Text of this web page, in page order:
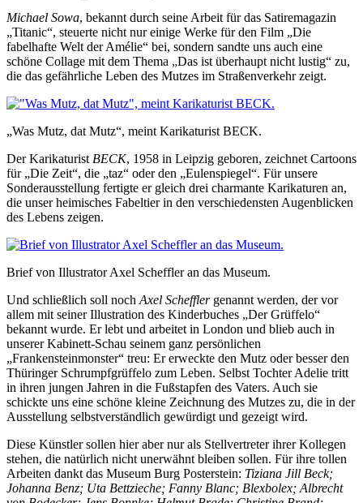
Michael Sowa, bekannt durch seine Arbeit für das Satiremagazin
„Titanic“, steuerte nicht nur einige Werke für den Film „Die
fabelhafte Welt der Amélie“ bei, sondern sandte uns auch eine
schöne Collage mit dem Thema „Das ist überhaupt nicht lustig“ zu,
die das gefährliche Leben des Mutzes im Straßenverkehr zeigt.
„Was Mutz, dat Mutz“, meint Karikaturist BECK.
Der Karikaturist BECK, 1958 in Leipzig geboren, zeichnet Cartoons
für „Die Zeit“, die „taz“ oder den „Eulenspiegel“. Für unsere
Sonderausstellung fertigte er gleich drei charmante Karikaturen an,
die unser heimisches Fabeltier in den verschiedensten Augenblicken
des Lebens zeigen.
Brief von Illustrator Axel Scheffler an das Museum.
Und schließlich soll noch Axel Schefflergenannt werden, der vor
allem mit seiner Illustration des Kinderbuches „Der Grüffelo“
bekannt wurde. Er lebt und arbeitet in London und blieb auch in
unserer Kabinett-Schau seinem ganz persönlichen
„Frankensteinmonster“ treu: Er erweckte den Mutz oder besser den
Thüringer Schrumpfgrüffelo zum Leben. Selbst Tochter Adelie tritt
in ihren jungen Jahren in die Fußstapfen des Vaters. Auch sie
schickte uns eine schöne kleine Zeichnung des Mutzes zu, die in der
Ausstellung selbstverständlich gewürdigt und gezeigt wird.
Diese Künstler sollen hier aber nur als Stellvertreter ihrer Kollegen
stehen, die natürlich nicht unerwähnt bleiben sollen. Für ihre tollen
Arbeiten dankt das Museum Burg Posterstein: Tiziana Jill Beck;
Johanna Benz; Uta Bettzieche; Fanny Blanc; Blexbolex; Albrecht